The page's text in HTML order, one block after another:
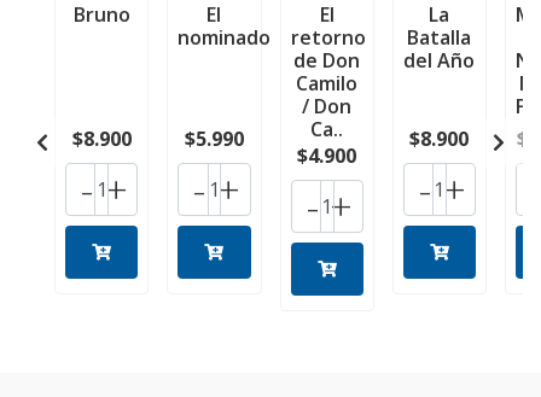
Bruno
$8.900
+
-
El
nominado
$5.990
+
-
El
retorno
de Don
Camilo
/ Don
Ca..
$4.900
+
-
La
Batalla
del Año
$8.900
+
-